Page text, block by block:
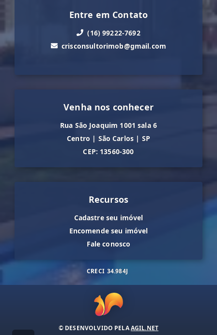
Entre em Contato
(16) 99222-7692
crisconsultorimob@gmail.com
Venha nos conhecer
Rua São Joaquim 1001 sala 6
Centro | São Carlos | SP
CEP: 13560-300
Recursos
Cadastre seu imóvel
Encomende seu imóvel
Fale conosco
CRECI 34.984J
© DESENVOLVIDO PELAAGIL.NET